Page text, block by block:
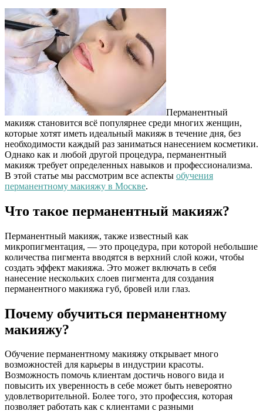
Перманентный
макияж становится всё популярнее среди многих женщин,
которые хотят иметь идеальный макияж в течение дня, без
необходимости каждый раз заниматься нанесением косметики.
Однако как и любой другой процедура, перманентный
макияж требует определенных навыков и профессионализма.
В этой статье мы рассмотрим все аспекты обучения
перманентному макияжу в Москве.
Что такое перманентный макияж?
Перманентный макияж, также известный как
микропигментация, — это процедура, при которой небольшие
количества пигмента вводятся в верхний слой кожи, чтобы
создать эффект макияжа. Это может включать в себя
нанесение нескольких слоев пигмента для создания
перманентного макияжа губ, бровей или глаз.
Почему обучиться перманентному
макияжу?
Обучение перманентному макияжу открывает много
возможностей для карьеры в индустрии красоты.
Возможность помочь клиентам достичь нового вида и
повысить их уверенность в себе может быть невероятно
удовлетворительной. Более того, это профессия, которая
позволяет работать как с клиентами с разными